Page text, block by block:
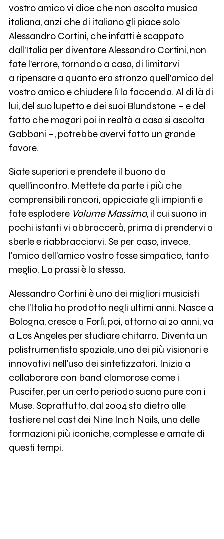
vostro amico vi dice che non ascolta musica
italiana, anzi che di italiano gli piace solo
Alessandro Cortini, che infatti è scappato
dall'Italia per diventare Alessandro Cortini, non
fate l'errore, tornando a casa, di limitarvi
a ripensare a quanto era stronzo quell'amico del
vostro amico e chiudere lì la faccenda. Al di là di
lui, del suo lupetto e dei suoi Blundstone – e del
fatto che magari poi in realtà a casa si ascolta
Gabbani –, potrebbe avervi fatto un grande
favore.
Siate superiori e prendete il buono da
quell'incontro. Mettete da parte i più che
comprensibili rancori, appicciate gli impianti e
fate esplodere Volume Massimo, il cui suono in
pochi istanti vi abbraccerà, prima di prendervi a
sberle e riabbracciarvi. Se per caso, invece,
l'amico dell'amico vostro fosse simpatico, tanto
meglio. La prassi è la stessa.
Alessandro Cortini è uno dei migliori musicisti
che l'Italia ha prodotto negli ultimi anni. Nasce a
Bologna, cresce a Forlì, poi, attorno ai 20 anni, va
a Los Angeles per studiare chitarra. Diventa un
polistrumentista spaziale, uno dei più visionari e
innovativi nell'uso dei sintetizzatori. Inizia a
collaborare con band clamorose come i
Puscifer, per un certo periodo suona pure con i
Muse. Soprattutto, dal 2004 sta dietro alle
tastiere nel cast dei Nine Inch Nails, una delle
formazioni più iconiche, complesse e amate di
questi tempi.